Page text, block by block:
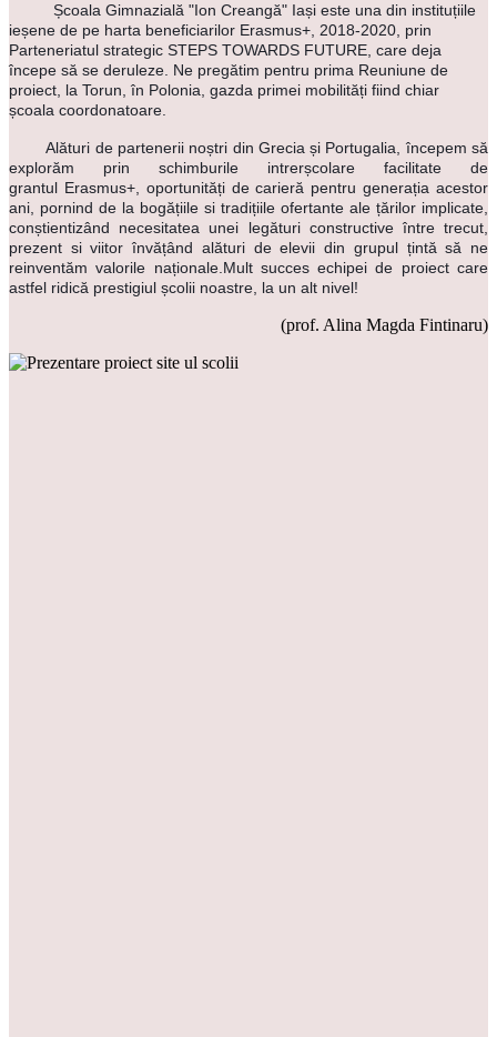
Școala Gimnazială "Ion Creangă" Iași este una din instituțiile
ieșene de pe harta beneficiarilor Erasmus+, 2018-2020, prin
Parteneriatul strategic STEPS TOWARDS FUTURE, care deja
începe să se deruleze. Ne pregătim pentru prima Reuniune de
proiect, la Torun, în Polonia, gazda primei mobilități fiind chiar
școala coordonatoare.
Alături de partenerii noștri din Grecia și Portugalia, începem să
explorăm prin schimburile intrerșcolare facilitate de
grantul Erasmus+, oportunități de carieră pentru generația acestor
ani, pornind de la bogățiile si tradițiile ofertante ale țărilor implicate,
conștientizând necesitatea unei legături constructive între trecut,
prezent si viitor învățând alături de elevii din grupul țintă să ne
reinventăm valorile naționale.Mult succes echipei de proiect care
astfel ridică prestigiul școlii noastre, la un alt nivel!
(prof. Alina Magda Fintinaru)